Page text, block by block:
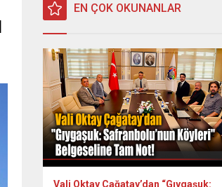
EN ÇOK OKUNANLAR
Vali Oktay Çağatay’dan “Gıygaşuk: